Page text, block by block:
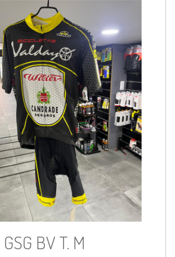
BV T. M